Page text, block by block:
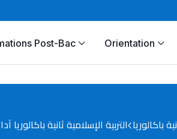
Post-Bac Orientation
باكالوريا التربية الإسلامية ثانية باكالوريا